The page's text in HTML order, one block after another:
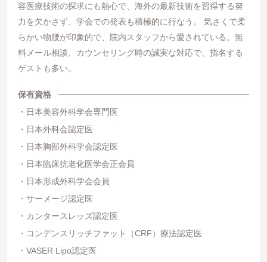
容医療技術の探求にも熱心で、海外の最新技術を習得する努
力を欠かさず、学会での発表も積極的に行なう。 気さくで柔
らかい物腰が印象的で、院内スタッフから愛されている。無
料メール相談、カウンセリング時の誠実な対応で、指名する
ゲストも多い。
保有資格
日本美容外科学会専門医
日本外科会認定医
日本胸部外科学会認定医
日本臨床抗老化医学会正会員
日本形成外科学会会員
サーメージ認定医
カンタースレッズ認定医
コンデンスリッチファット（CRF）療法認定医
VASER Lipo認定医